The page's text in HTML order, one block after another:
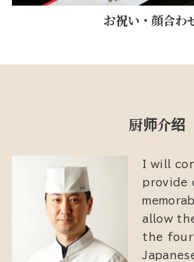
お祝い・顔合わ
厨师介绍
I will
provide
allow
the four